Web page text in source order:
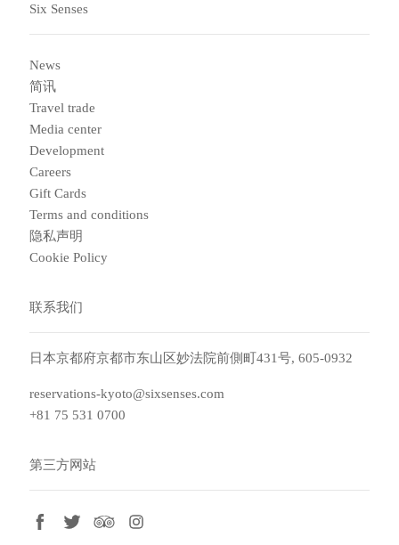
Six Senses
News
简讯
Travel trade
Media center
Development
Careers
Gift Cards
Terms and conditions
隐私声明
Cookie Policy
联系我们
日本京都府京都市东山区妙法院前側町431号, 605-0932
reservations-kyoto@sixsenses.com
+81 75 531 0700
第三方网站
facebooktwitter tripadvisor